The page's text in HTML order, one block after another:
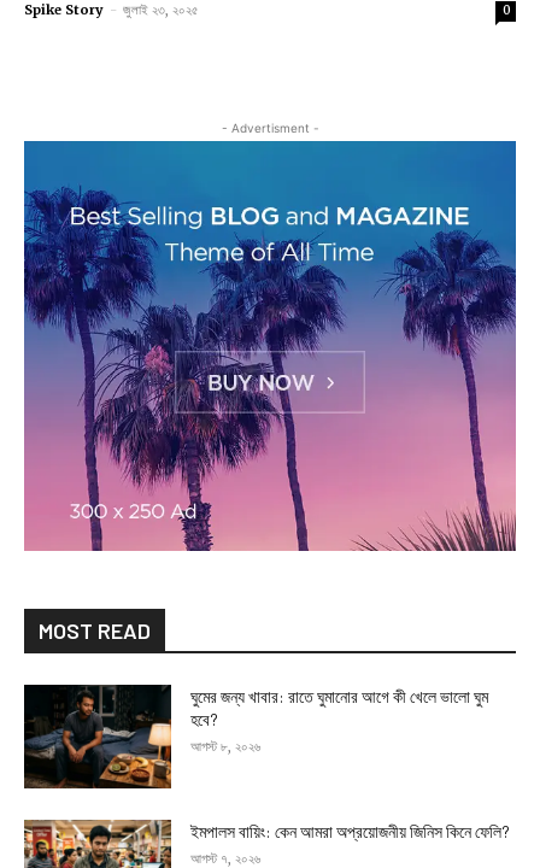
Spike Story - জুলাই ২৩, ২০২৫ 0
- Advertisment -
MOST READ
ঘুমের জন্য খাবার: রাতে ঘুমানোর আগে কী খেলে ভালো ঘুম
হবে?
আগস্ট ৮, ২০২৬
ইমপালস বায়িং: কেন আমরা অপ্রয়োজনীয় জিনিস কিনে ফেলি?
আগস্ট ৭, ২০২৬